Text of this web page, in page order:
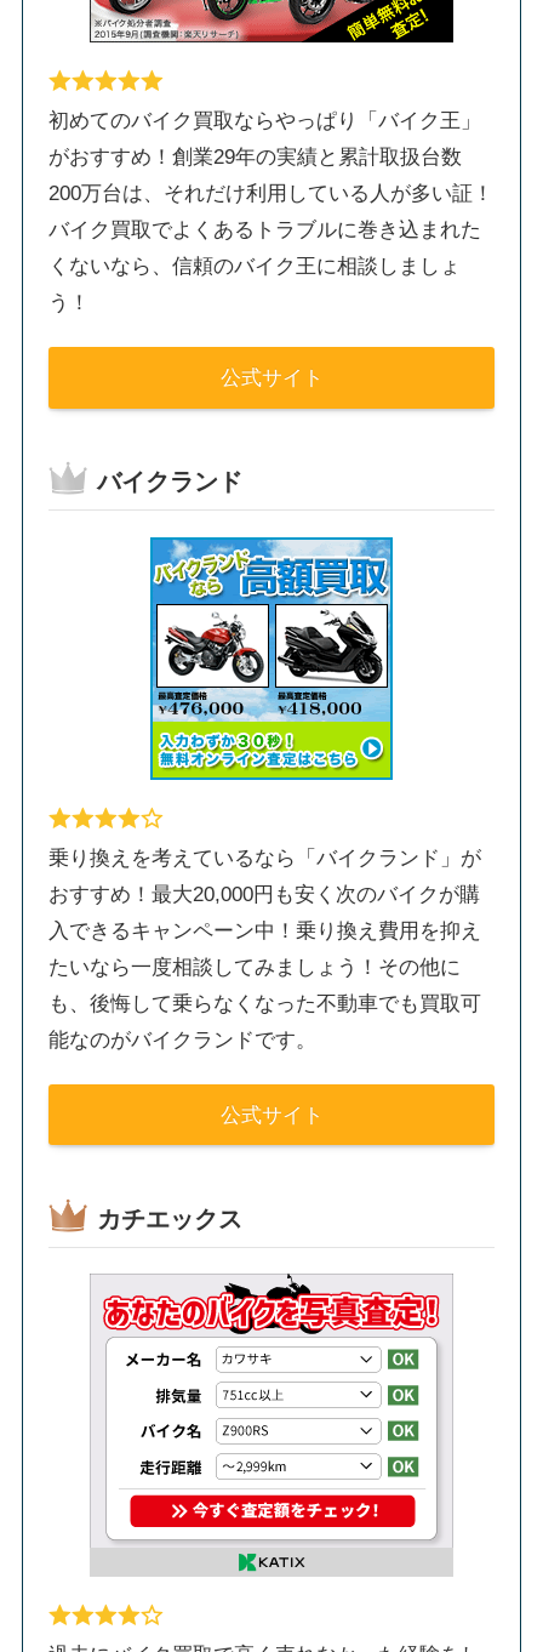
初めてのバイク買取ならやっぱり「バイク王」
がおすすめ！創業29年の実績と累計取扱台数
200万台は、それだけ利用している人が多い証！
バイク買取でよくあるトラブルに巻き込まれた
くないなら、信頼のバイク王に相談しましょ
う！
公式サイト
バイクランド
乗り換えを考えているなら「バイクランド」が
おすすめ！最大20,000円も安く次のバイクが購
入できるキャンペーン中！乗り換え費用を抑え
たいなら一度相談してみましょう！その他に
も、後悔して乗らなくなった不動車でも買取可
能なのがバイクランドです。
公式サイト
カチエックス